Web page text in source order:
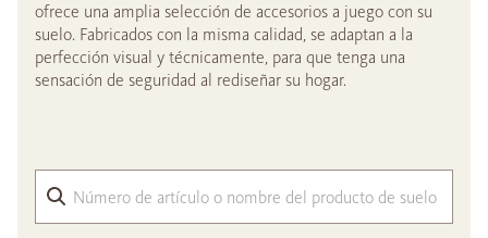
ofrece una amplia selección de accesorios a juego con su
suelo. Fabricados con la misma calidad, se adaptan a la
perfección visual y técnicamente, para que tenga una
sensación de seguridad al rediseñar su hogar.